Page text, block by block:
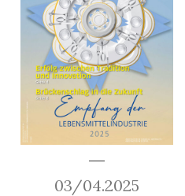
03/04.2025